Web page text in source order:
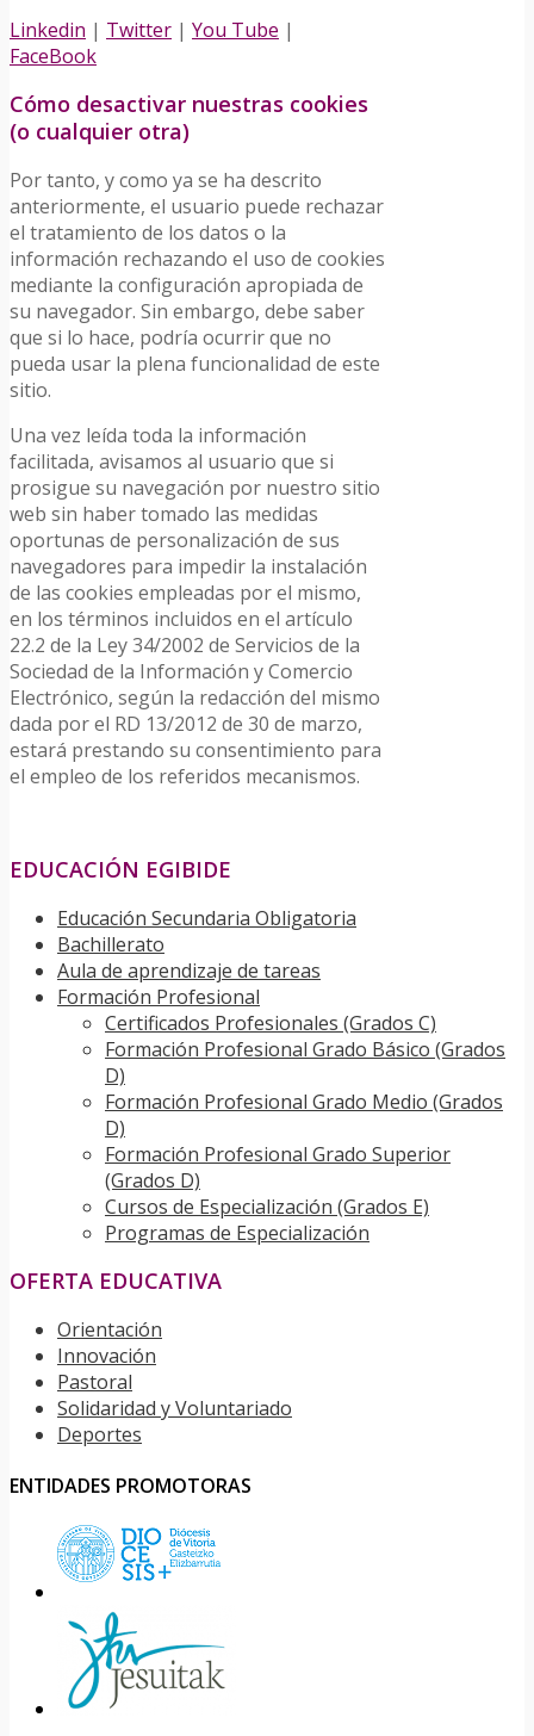
Linkedin | Twitter | You Tube |
FaceBook
Cómo desactivar nuestras cookies
(o cualquier otra)
Por tanto, y como ya se ha descrito
anteriormente, el usuario puede rechazar
el tratamiento de los datos o la
información rechazando el uso de cookies
mediante la configuración apropiada de
su navegador. Sin embargo, debe saber
que si lo hace, podría ocurrir que no
pueda usar la plena funcionalidad de este
sitio.
Una vez leída toda la información
facilitada, avisamos al usuario que si
prosigue su navegación por nuestro sitio
web sin haber tomado las medidas
oportunas de personalización de sus
navegadores para impedir la instalación
de las cookies empleadas por el mismo,
en los términos incluidos en el artículo
22.2 de la Ley 34/2002 de Servicios de la
Sociedad de la Información y Comercio
Electrónico, según la redacción del mismo
dada por el RD 13/2012 de 30 de marzo,
estará prestando su consentimiento para
el empleo de los referidos mecanismos.
EDUCACIÓN EGIBIDE
Educación Secundaria Obligatoria
Bachillerato
Aula de aprendizaje de tareas
Formación Profesional
Certificados Profesionales (Grados C)
Formación Profesional Grado Básico (Grados
D)
Formación Profesional Grado Medio (Grados
D)
Formación Profesional Grado Superior
(Grados D)
Cursos de Especialización (Grados E)
Programas de Especialización
OFERTA EDUCATIVA
Orientación
Innovación
Pastoral
Solidaridad y Voluntariado
Deportes
ENTIDADES PROMOTORAS